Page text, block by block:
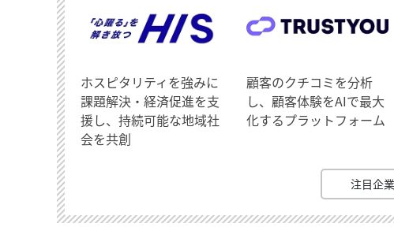
ホスピタリティを強みに
課題解決・経済促進を支
援し、持続可能な地域社
会を共創
顧客のクチコミを分析
し、顧客体験をAIで最大
化するプラットフォーム
注目企